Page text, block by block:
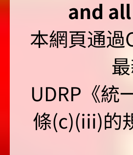
and
本網頁通過
UDRP《統
條(c)(iii)的